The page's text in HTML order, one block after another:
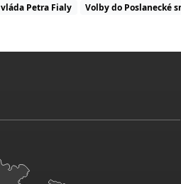
vláda Petra Fialy
Volby do Poslanecké